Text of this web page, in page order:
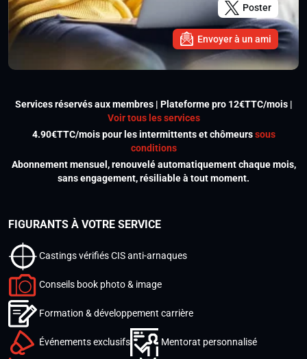
Poster
Envoyer à un ami
Services réservés aux membres | Plateforme pro 12€TTC/mois |
Voir tous les services
4.90€TTC/mois pour les intermittents et chômeurssous
conditions
Abonnement mensuel, renouvelé automatiquement chaque mois,
sans engagement, résiliable à tout moment.
FIGURANTS À VOTRE SERVICE
Castings vérifiés CIS anti-arnaques
Conseils book photo & image
Formation & développement carrière
Événements exclusifs Mentorat personnalisé